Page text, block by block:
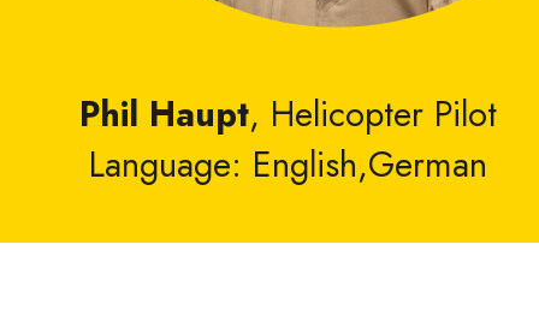
Phil Haupt, Helicopter Pilot
Language: English,German